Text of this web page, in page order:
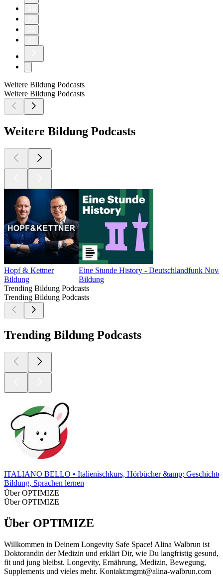
Weitere Bildung Podcasts
Weitere Bildung Podcasts
Weitere Bildung Podcasts
Hopf & Kettner
Bildung
Eine Stunde History - Deutschlandfunk Nova
Bildung
Trending Bildung Podcasts
Trending Bildung Podcasts
Trending Bildung Podcasts
ITALIANO BELLO • Italienischkurs, Hörbücher &amp;
Bildung, Sprachen lernen
Über OPTIMIZE
Über OPTIMIZE
Über OPTIMIZE
Willkommen in Deinem Longevity Safe Space! Alina Walbrun ist
Doktorandin der Medizin und erklärt Dir, wie Du langfristig gesund,
fit und jung bleibst. Longevity, Ernährung, Medizin, Bewegung,
Supplements und vieles mehr. Kontakt:mgmt@alina-walbrun.com